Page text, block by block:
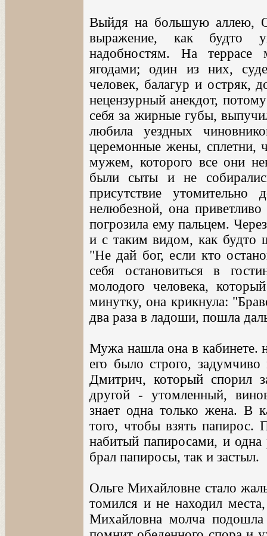
Выйдя на большую аллею,
выражение, как будто
надобностям. На
ягодами; один из них,
человек, балагур и остряк,
нецензурный анекдот,
себя за жирные губы,
любила уездных
церемонные жены, сплетни,
мужем, которого все они
были сыты и не
присутствие
нелюбезной, она
погрозила ему пальцем.
и с таким видом, как будто
"Не дай бог, если кто
себя остановиться в
молодого человека,
минутку, она крикнула:
два раза в ладоши, пошла
Мужа нашла она в кабинете.
его было строго,
Дмитрич, который спорил
другой - утомленный,
знает одна только жена. В
того, чтобы взять папирос.
набитый папиросами, и
брал папиросы, так и застыл.
Ольге Михайловне стало
томился и не находил
Михайловна молча